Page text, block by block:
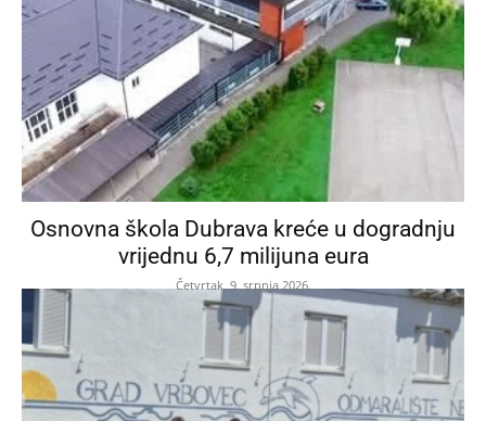
Osnovna škola Dubrava kreće u dogradnju
vrijednu 6,7 milijuna eura
Četvrtak, 9. srpnja 2026.